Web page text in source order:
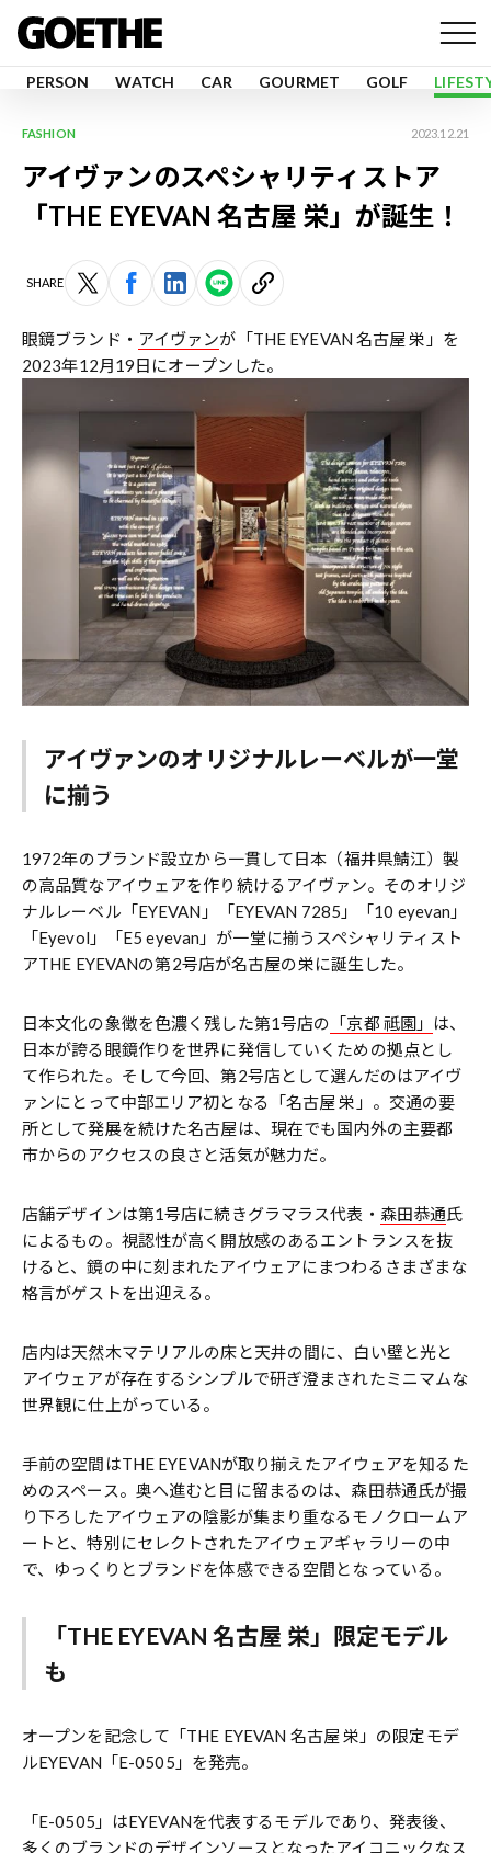
PERSON WATCH CAR GOURMET GOLF
FASHION 2023.12.21
アイヴァンのスペシャリティストア
「THE EYEVAN 名古屋 栄」が誕生！
SHARE
眼鏡ブランド・ アイヴァンが「THE EYEVAN 名古屋 栄」を
2023年12月19日にオープンした。
アイヴァンのオリジナルレーベルが一堂
に揃う
1972年のブランド設立から一貫して日本（福井県鯖江）製
の高品質なアイウェアを作り続けるアイヴァン。そのオリジ
ナルレーベル「EYEVAN」「EYEVAN 7285」「10 eyevan」
「Eyevol」「E5 eyevan」が一堂に揃うスペシャリティスト
アTHE EYEVANの第2号店が名古屋の栄に誕生した。
日本文化の象徴を色濃く残した第1号店の 「京都 祗園」
は、
日本が誇る眼鏡作りを世界に発信していくための拠点とし
て作られた。そして今回、第2号店として選んだのはアイヴ
ァンにとって中部エリア初となる「名古屋 栄」。交通の要
所として発展を続けた名古屋は、現在でも国内外の主要都
市からのアクセスの良さと活気が魅力だ。
店舗デザインは第1号店に続きグラマラス代表・ 森田恭通氏
によるもの。視認性が高く開放感のあるエントランスを抜
けると、鏡の中に刻まれたアイウェアにまつわるさまざまな
格言がゲストを出迎える。
店内は天然木マテリアルの床と天井の間に、白い壁と光と
アイウェアが存在するシンプルで研ぎ澄まされたミニマムな
世界観に仕上がっている。
手前の空間はTHE EYEVANが取り揃えたアイウェアを知るた
めのスペース。奥へ進むと目に留まるのは、森田恭通氏が撮
り下ろしたアイウェアの陰影が集まり重なるモノクロームア
ートと、特別にセレクトされたアイウェアギャラリーの中
で、ゆっくりとブランドを体感できる空間となっている。
「THE EYEVAN 名古屋 栄」限定モデル
も
オープンを記念して「THE EYEVAN 名古屋 栄」の限定モデ
ルEYEVAN「E-0505」を発売。
「E-0505」はEYEVANを代表するモデルであり、発表後、
多くのブランドのデザインソースとなったアイコニックなス